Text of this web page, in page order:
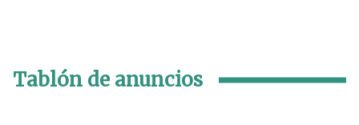
Tablón de anuncios